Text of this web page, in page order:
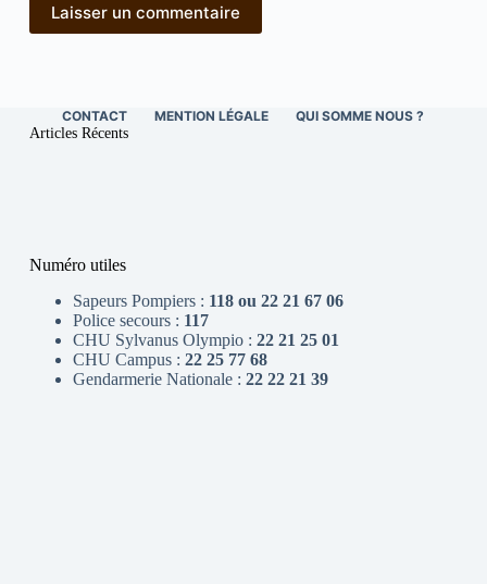
Laisser un commentaire
CONTACT MENTION LÉGALE QUI SOMME NOUS ?
Articles Récents
Numéro utiles
Sapeurs Pompiers : 118 ou 22 21 67 06
Police secours : 117
CHU Sylvanus Olympio : 22 21 25 01
CHU Campus : 22 25 77 68
Gendarmerie Nationale : 22 22 21 39